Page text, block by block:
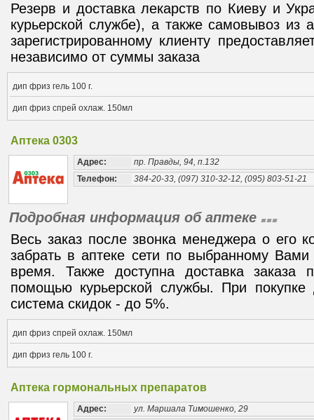
Резерв и доставка лекарств по Киеву и
курьерской службе), а также самовывоз из
зарегистрированному клиенту
независимо от суммы заказа
дип фриз гель 100 г.
дип фриз спрей охлаж. 150мл
Аптека 0303
Адрес:
пр. Правды, 94, п.132
Телефон:
384-20-33, (097) 310-32-12, (095) 803-51-21
Подробная информация об аптеке
Весь заказ после звонка менеджера о его
забрать в аптеке сети по выбранному
время. Также доступна доставка
помощью курьерской службы. При покупке
система скидок - до 5%.
дип фриз спрей охлаж. 150мл
дип фриз гель 100 г.
Аптека гормональных препаратов
Адрес:
ул. Маршала Тимошенко, 29